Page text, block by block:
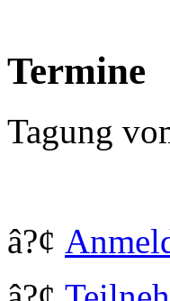
Termine
Tagung
â?¢